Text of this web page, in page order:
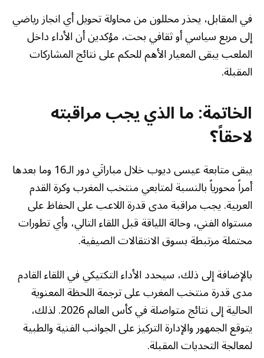
في المقابل، يحذر محللون من محاولة تحويل أي انجاز رياضي
إلى مربع سياسي أو ثقافي بحت، مؤكدين أن الأداء داخل
الملعب يبقى المعيار الأهم للحكم على نتائج المشاركات
المقبلة.
الخاتمة: ما الذي يجب مراقبته
لاحقاً؟
يبقى متابعة عيسى ديوب خلال مباراتَي دور الـ16 وما بعدها
أمراً محورياً بالنسبة لمتابعي منتخب المغرب وكرة القدم
العربية. يجب مراقبة مدى قدرة اللاعب على الحفاظ على
مستواه الفني، وحالة اللياقة قبل اللقاء التالي، وأي تطورات
محتملة مرتبطة بسوق الانتقالات الصيفية.
بالإضافة إلى ذلك، سيحدد الأداء التكتيكي في اللقاء القادم
مدى قدرة منتخب المغرب على ترجمة اللحظة المعنوية
الحالية إلى نتائج متواصلة في كأس العالم 2026. لذلك،
يتوقع الجمهور والإدارة التركيز على الجوانب الفنية والطبية
لمعالجة التحديات المقبلة.